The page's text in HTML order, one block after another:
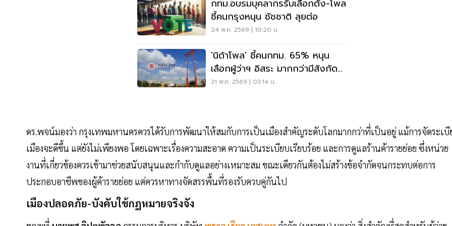
กทม.อบรมบุคลากรรับเลือกตั้ง-โพล
ชี้คนกรุงหนุน ชัชชาติ ลุยต่อ
24 พ.ค. 2569 | 10:20 น.
'นิด้าโพล' ชี้คนกทม. 65% หนุน
เลือกผู้ว่าฯ อิสระ มากกว่ามีสังกัด
พรรค
31 พ.ค. 2569 | 03:14 น.
ดร.พจน์มองว่า กรุงเทพมหานครควรได้รับการพัฒนาให้สมกับการเป็นเมืองสำคัญระดับโลกมากกว่าที่เป็นอยู่ แม้การจัดระเบี
เมืองจะดีขึ้น แต่ยังไม่เพียงพอ โดยเฉพาะเรื่องความสะอาด ความเป็นระเบียบเรียบร้อย และการดูแลร้านค้ารายย่อย ซึ่งหน่วย
งานที่เกี่ยวข้องควรเข้ามาช่วยสนับสนุนและกำกับดูแลอย่างเหมาะสม ขณะเดียวกันต้องไม่สร้างข้อจำกัดจนกระทบต่อการ
ประกอบอาชีพของผู้ค้ารายย่อย แต่ควรหาทางจัดสรรพื้นที่รองรับควบคู่กันไป
เมืองปลอดภัย-บังคับใช้กฎหมายจริงจัง